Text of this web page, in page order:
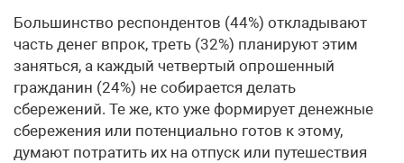
Большинство респондентов (44%) откладывают
часть денег впрок, треть (32%) планируют этим
заняться, а каждый четвертый опрошенный
гражданин (24%) не собирается делать
сбережений. Те же, кто уже формирует денежные
сбережения или потенциально готов к этому,
думают потратить их на отпуск или путешествия